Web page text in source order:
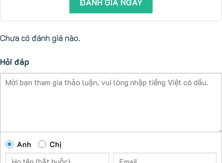
Chưa có đánh giá nào.
Hỏi đáp
Anh Chị